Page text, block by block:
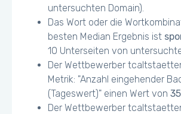
untersuchten Domain).
Das Wort oder die
besten Median Ergebnis ist
10 Unterseiten von
Der Wettbewerber
Metrik: "Anzahl eingehender
(Tageswert)" einen Wert von 35
Der Wettbewerber